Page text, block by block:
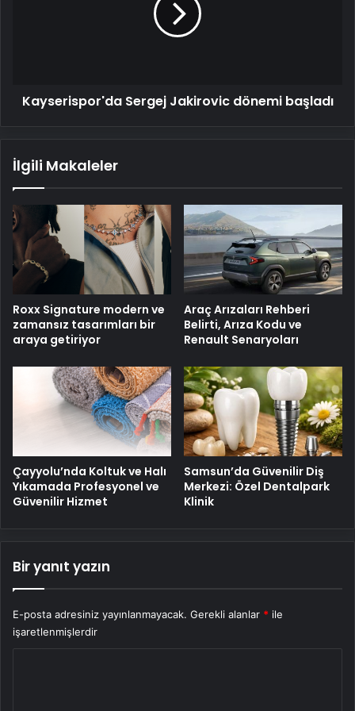
Kayserispor'da Sergej Jakirovic dönemi başladı
İlgili Makaleler
Roxx Signature modern ve
zamansız tasarımları bir
araya getiriyor
Araç Arızaları Rehberi
Belirti, Arıza Kodu ve
Renault Senaryoları
Çayyolu’nda Koltuk ve Halı
Yıkamada Profesyonel ve
Güvenilir Hizmet
Samsun’da Güvenilir Diş
Merkezi: Özel Dentalpark
Klinik
Bir yanıt yazın
E-posta adresiniz yayınlanmayacak. Gerekli alanlar * ile
işaretlenmişlerdir